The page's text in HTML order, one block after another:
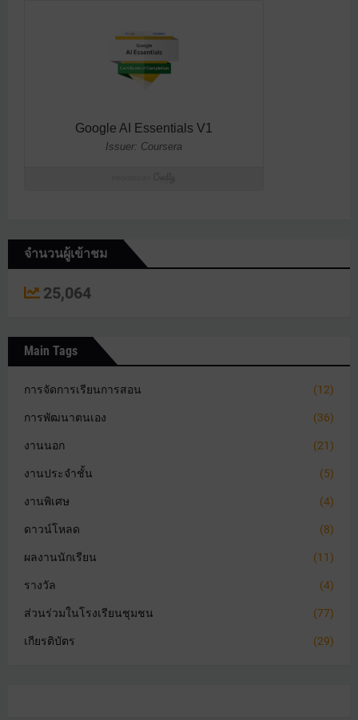
จำนวนผู้เข้าชม
25,064
Main Tags
การจัดการเรียนการสอน (12)
การพัฒนาตนเอง (36)
งานนอก (21)
งานประจำชั้น (5)
งานพิเศษ (4)
ดาวน์โหลด (8)
ผลงานนักเรียน (11)
รางวัล (4)
ส่วนร่วมในโรงเรียนชุมชน (77)
เกียรติบัตร (29)